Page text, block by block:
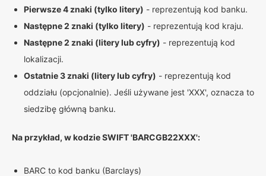
Pierwsze 4 znaki (tylko litery) - reprezentują kod banku.
Następne 2 znaki (tylko litery) - reprezentują kod kraju.
Następne 2 znaki (litery lub cyfry) - reprezentują kod
lokalizacji.
Ostatnie 3 znaki (litery lub cyfry) - reprezentują kod
oddziału (opcjonalnie). Jeśli używane jest 'XXX', oznacza to
siedzibę główną banku.
Na przykład, w kodzie SWIFT 'BARCGB22XXX':
BARC to kod banku (Barclays)